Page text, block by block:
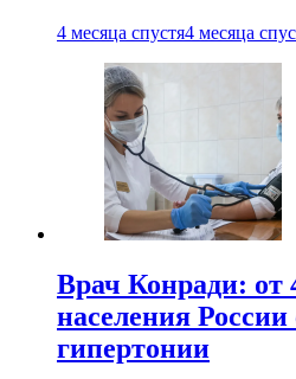
4 месяца спустя4 месяца
Врач Конради: от
населения России
гипертонии